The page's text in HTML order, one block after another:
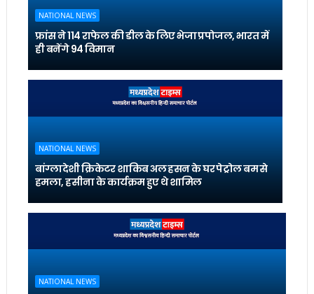
NATIONAL NEWS
फ्रांस ने 114 राफेल की डील के लिए भेजा प्रपोजल, भारत में
ही बनेंगे 94 विमान
NATIONAL NEWS
बांग्लादेशी क्रिकेटर शाकिब अल हसन के घर पेट्रोल बम से
हमला, हसीना के कार्यक्रम हुए थे शामिल
NATIONAL NEWS